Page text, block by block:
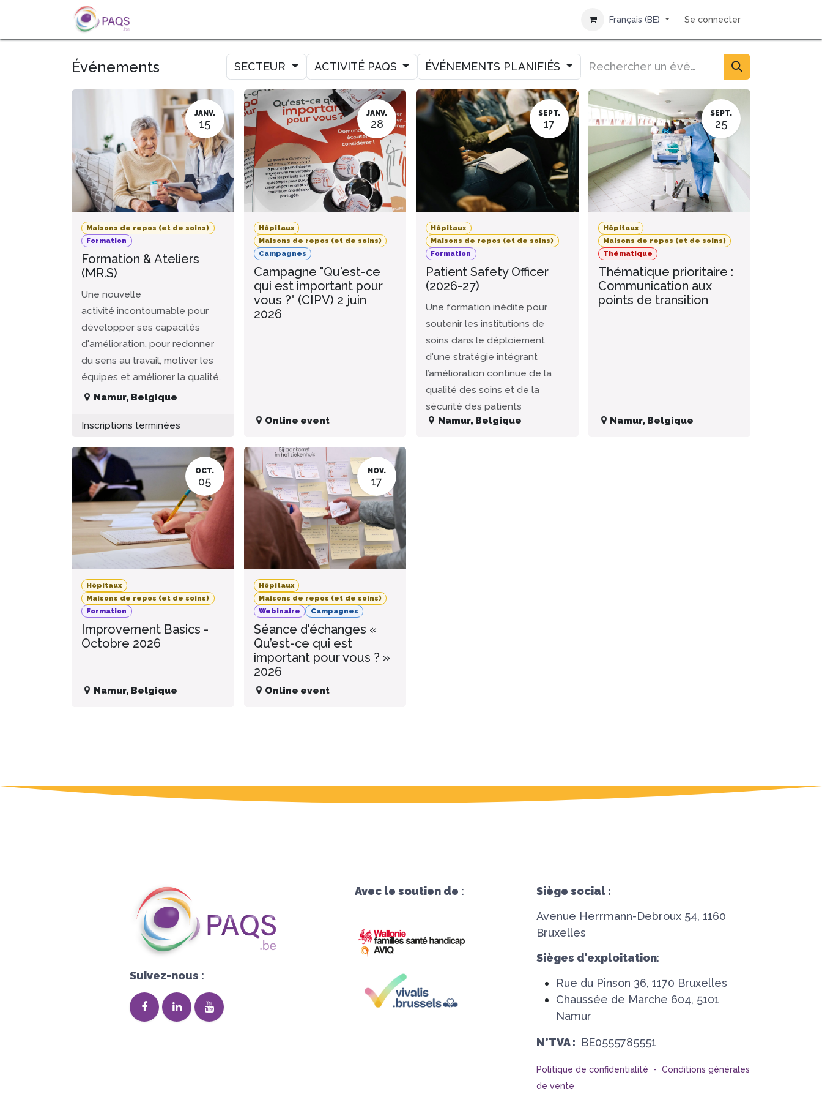
SE RENDRE AU CONTENU
Français (BE) Se connecter
Événements SECTEUR ACTIVITÉ PAQS ÉVÉNEMENTS PLANIFIÉS
JANV.
15
Maisons de repos (et de soins)
Formation
Formation & Ateliers
(MR.S)
Une nouvelle
activité incontournable pour
développer ses capacités
d'amélioration, pour redonner
du sens au travail, motiver les
équipes et améliorer la qualité.
Namur, Belgique
Inscriptions terminées
JANV.
28
Hôpitaux
Maisons de repos (et de soins)
Campagnes
Campagne "Qu'est-ce
qui est important pour
vous ?" (CIPV) 2 juin
2026
Online event
SEPT.
17
Hôpitaux
Maisons de repos (et de soins)
Formation
Patient Safety Officer
(2026-27)
Une formation inédite pour
soutenir les institutions de
soins dans le déploiement
d'une stratégie intégrant
l’amélioration continue de la
qualité des soins et de la
sécurité des patients
Namur, Belgique
SEPT.
25
Hôpitaux
Maisons de repos (et de soins)
Thématique
Thématique prioritaire :
Communication aux
points de transition
Namur, Belgique
OCT.
05
Hôpitaux
Maisons de repos (et de soins)
Formation
Improvement Basics -
Octobre 2026
Namur, Belgique
NOV.
17
Hôpitaux
Maisons de repos (et de soins)
Webinaire
Campagnes
Séance d'échanges «
Qu’est-ce qui est
important pour vous ? »
2026
Online event
Suivez-nous :
Avec le soutien de :
Siège social :
Avenue Herrmann-Debroux 54, 1160
Bruxelles
Sièges d'exploitation:
Rue du Pinson 36, 1170 Bruxelles
Chaussée de Marche 604, 5101
Namur
N°TVA : BE0555785551
Politique de confidentialité - Conditions générales
de vente